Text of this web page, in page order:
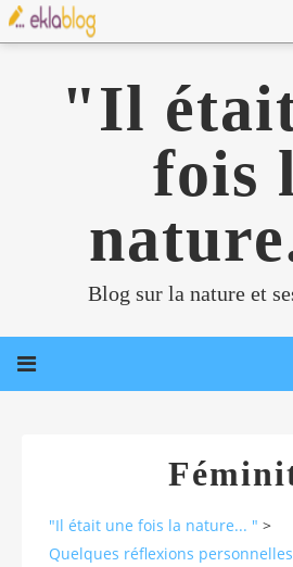
"Il
fois
Blog sur la nature et
"Il était une fois la nature... " >
Quelques réflexions personnelles